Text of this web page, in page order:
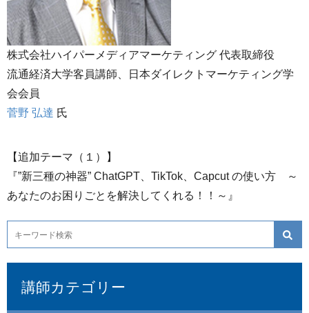
株式会社ハイパーメディアマーケティング 代表取締役
流通経済大学客員講師、日本ダイレクトマーケティング学
会会員
菅野 弘達 氏
【追加テーマ（１）】
『”新三種の神器” ChatGPT、TikTok、Capcut の使い方 ～
あなたのお困りごとを解決してくれる！！～』
講師カテゴリー